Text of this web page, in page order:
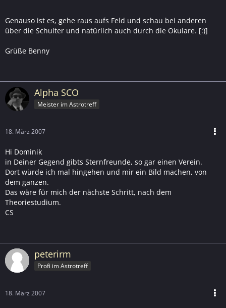
Genauso ist es, gehe raus aufs Feld und schau bei anderen
über die Schulter und natürlich auch durch die Okulare. [:)]
Grüße Benny
Alpha SCO
Meister im Astrotreff
18. März 2007
Hi Dominik
in Deiner Gegend gibts Sternfreunde, so gar einen Verein.
Dort würde ich mal hingehen und mir ein Bild machen, von
dem ganzen.
Das wäre für mich der nächste Schritt, nach dem
Theoriestudium.
CS
peterirm
Profi im Astrotreff
18. März 2007